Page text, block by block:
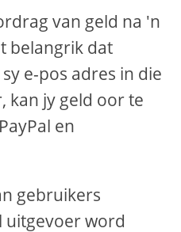
van geld na 'n
belangrik dat
e-pos adres in die
kan jy geld oor te
en
gebruikers
uitgevoer word